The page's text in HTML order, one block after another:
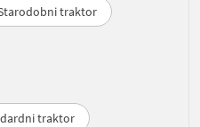
traktor
traktor